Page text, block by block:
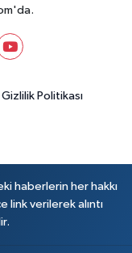
Gizlilik Politikası
haberlerin her hakkı
link verilerek alıntı